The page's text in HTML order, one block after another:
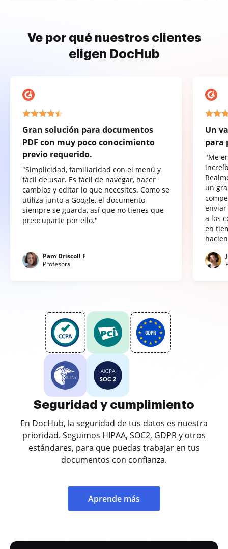
Ve por qué nuestros clientes
eligen DocHub
Gran solución para documentos
PDF con muy poco conocimiento
previo requerido.
"Simplicidad, familiaridad con el menú y
fácil de usar. Es fácil de navegar, hacer
cambios y editar lo que necesites. Como se
utiliza junto a Google, el documento
siempre se guarda, así que no tienes que
preocuparte por ello."
Pam Driscoll F
Profesora
Un
para
"Me
un
a los
en
Seguridad y cumplimiento
En DocHub, la seguridad de tus datos es nuestra
prioridad. Seguimos HIPAA, SOC2, GDPR y otros
estándares, para que puedas trabajar en tus
documentos con confianza.
Aprende más